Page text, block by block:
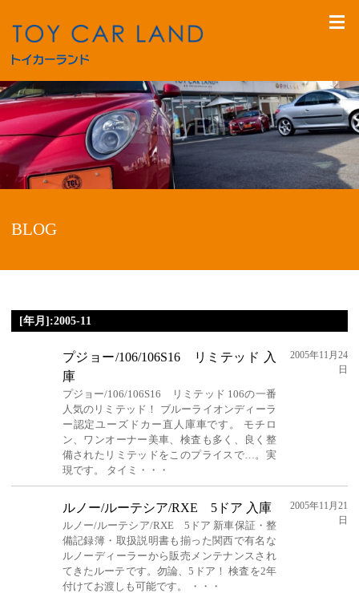
BLOG
[年月]:2005-11
プジョー/106/106S16 リミテッド 入
庫
プジョー/106/106S16 リミテッド 106の一番
人気のリミテッド！ ブルーライオンディーラ
ー認定ユーズドカー直人庫車です。 モチロ
ン、ワンオーナー美車、検査も多く、良く整
備されたリミテッドをこのプライスで…。実
現です。 タイミ・・・
2005年11月24
日
ルノー/ルーテシア/RXE 5ドア 入庫
ルノー/ルーテシア/RXE 5ドア 新車保証・整
備記録簿・取扱説明書も揃った関西で有名な
ルノーディーラーから販売メンテナンスされ
てきたルーテです。勿論、5ドア！ 検査を2年
付けてお渡しも可能です。 ・・・
2005年11月21
日